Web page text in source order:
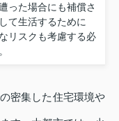
った場合にも補償さ
て生活するために
リスクも考慮する必
密集した住宅環境や